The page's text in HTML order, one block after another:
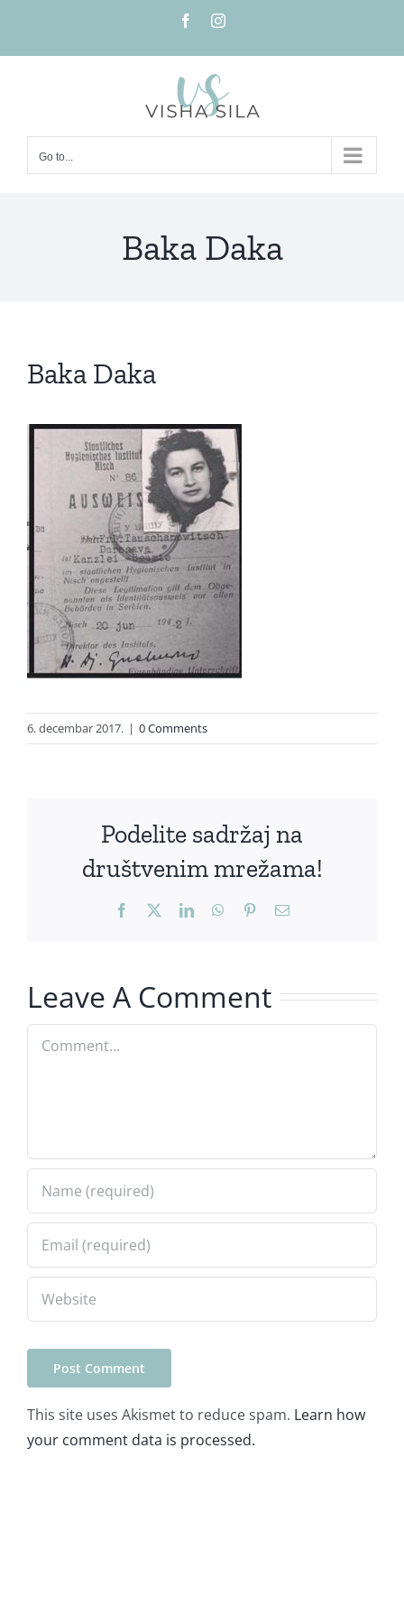
content
FacebookInstagram
Go to...
Baka Daka
Baka Daka
6. decembar 2017. | 0 Comments
Podelite sadržaj na
društvenim mrežama!
Facebook LinkedInWhatsApp
PinterestEmail
Leave A Comment
Comment
This site uses Akismet to reduce spam. Learn how
your comment data is processed.